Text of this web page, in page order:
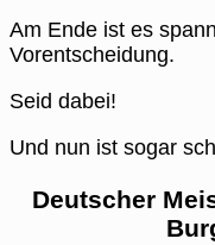
Am Ende ist es
Vorentscheidung.
Seid dabei!
Und nun ist sogar
Deutscher